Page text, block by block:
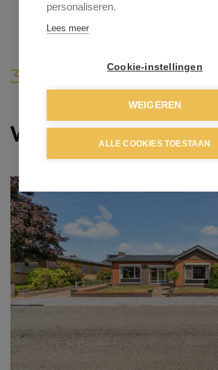
3660 OUDSBERGEN
Verkocht
personaliseren.
Lees meer
Cookie-instellingen
WEIGEREN
ALLE COOKIES TOESTAAN